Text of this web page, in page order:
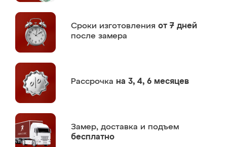
Сроки изготовления от 7 дней
после замера
Рассрочка на 3, 4, 6 месяцев
Замер, доставка и подъем
бесплатно